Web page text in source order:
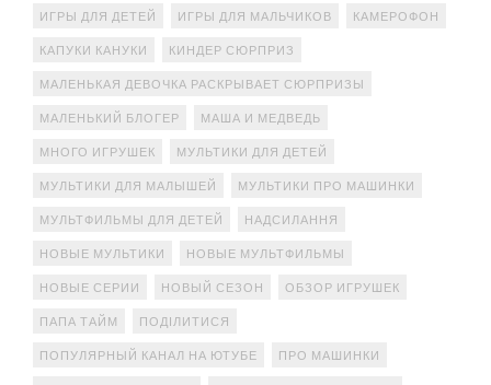
ИГРЫ ДЛЯ ДЕТЕЙ ИГРЫ ДЛЯ МАЛЬЧИКОВ КАМЕРОФОН
КАПУКИ КАНУКИ КИНДЕР СЮРПРИЗ
МАЛЕНЬКАЯ ДЕВОЧКА РАСКРЫВАЕТ СЮРПРИЗЫ
МАЛЕНЬКИЙ БЛОГЕР МАША И МЕДВЕДЬ
МНОГО ИГРУШЕК МУЛЬТИКИ ДЛЯ ДЕТЕЙ
МУЛЬТИКИ ДЛЯ МАЛЫШЕЙ МУЛЬТИКИ ПРО МАШИНКИ
МУЛЬТФИЛЬМЫ ДЛЯ ДЕТЕЙ НАДСИЛАННЯ
НОВЫЕ МУЛЬТИКИ НОВЫЕ МУЛЬТФИЛЬМЫ
НОВЫЕ СЕРИИ НОВЫЙ СЕЗОН ОБЗОР ИГРУШЕК
ПАПА ТАЙМ ПОДІЛИТИСЯ
ПОПУЛЯРНЫЙ КАНАЛ НА ЮТУБЕ ПРО МАШИНКИ